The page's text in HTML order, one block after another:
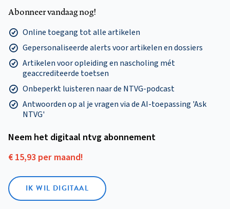
Abonneer vandaag nog!
Online toegang tot alle artikelen
Gepersonaliseerde alerts voor artikelen en dossiers
Artikelen voor opleiding en nascholing mét
geaccrediteerde toetsen
Onbeperkt luisteren naar de NTVG-podcast
Antwoorden op al je vragen via de AI-toepassing 'Ask
NTVG'
Neem het digitaal ntvg abonnement
€ 15,93 per maand!
IK WIL DIGITAAL